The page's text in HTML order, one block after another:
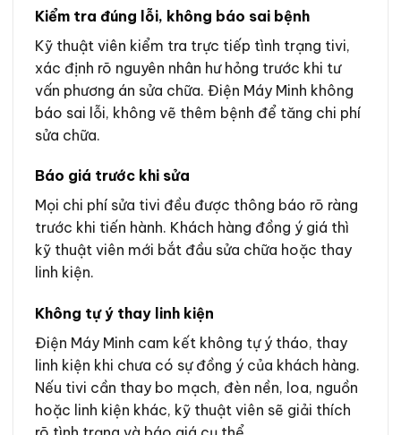
Kiểm tra đúng lỗi, không báo sai bệnh
Kỹ thuật viên kiểm tra trực tiếp tình trạng tivi,
xác định rõ nguyên nhân hư hỏng trước khi tư
vấn phương án sửa chữa. Điện Máy Minh không
báo sai lỗi, không vẽ thêm bệnh để tăng chi phí
sửa chữa.
Báo giá trước khi sửa
Mọi chi phí sửa tivi đều được thông báo rõ ràng
trước khi tiến hành. Khách hàng đồng ý giá thì
kỹ thuật viên mới bắt đầu sửa chữa hoặc thay
linh kiện.
Không tự ý thay linh kiện
Điện Máy Minh cam kết không tự ý tháo, thay
linh kiện khi chưa có sự đồng ý của khách hàng.
Nếu tivi cần thay bo mạch, đèn nền, loa, nguồn
hoặc linh kiện khác, kỹ thuật viên sẽ giải thích